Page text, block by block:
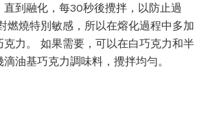
直到融化，每30秒後攪拌，以防止過
燃燒特別敏感，所以在熔化過程中多加
克力。 如果需要，可以在白巧克力和半
油基巧克力調味料，攪拌均勻。